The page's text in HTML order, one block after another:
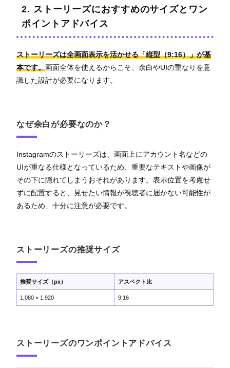
2. ストーリーズにおすすめのサイズとワン
ポイントアドバイス
ストーリーズは全画面表示を活かせる「縦型（9:16）」が基
本です。画面全体を使えるからこそ、余白やUIの重なりを意
識した設計が必要になります。
なぜ余白が必要なのか？
Instagramのストーリーズは、画面上にアカウント名などの
UIが重なる仕様となっているため、重要なテキストや画像が
その下に隠れてしまうおそれがあります。表示位置を考慮せ
ずに配置すると、見せたい情報が視聴者に届かない可能性が
あるため、十分に注意が必要です。
ストーリーズの推奨サイズ
推奨サイズ（px） アスペクト比
1,080 × 1,920 9:16
ストーリーズのワンポイントアドバイス